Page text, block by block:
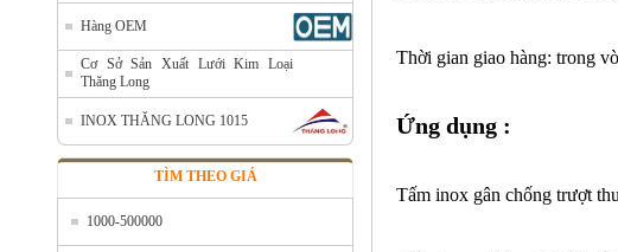
Hàng OEM
Cơ Sở Sản Xuất Lưới Kim Loại
Thăng Long
INOX THĂNG LONG 1015
TÌM THEO GIÁ
1000-500000
Thời gian giao hàng: trong
Ứng dụng :
Tấm inox gân chống trượt